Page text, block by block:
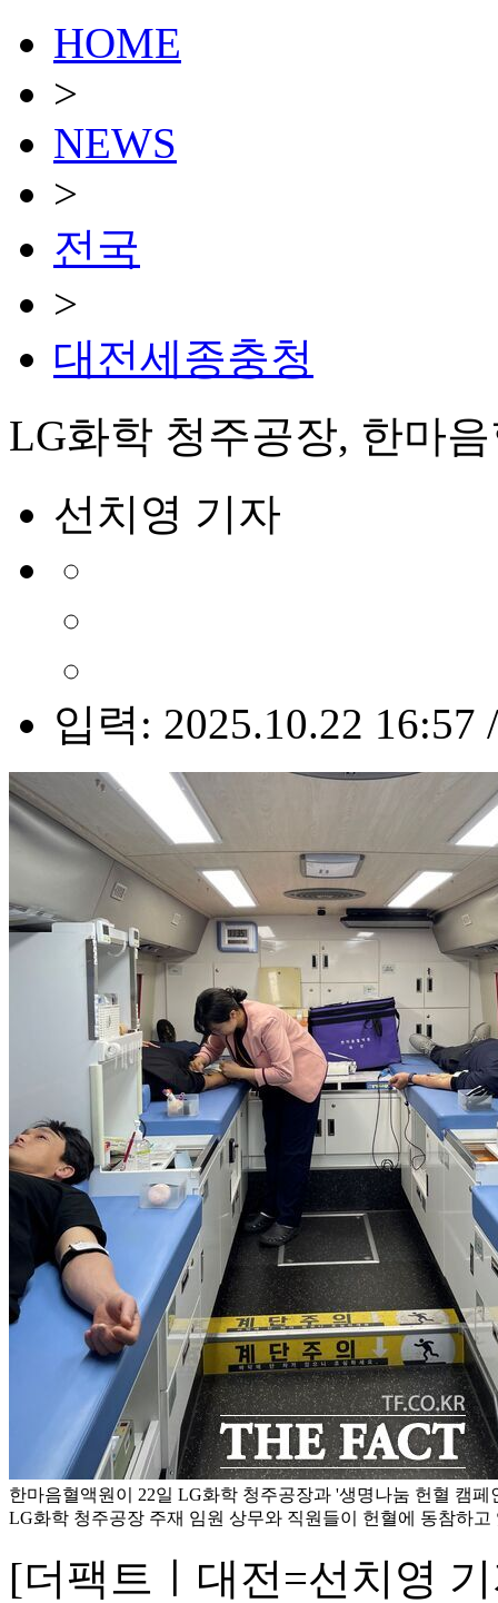
HOME
>
NEWS
>
전국
>
대전세종충청
LG화학 청주공장, 한마
선치영 기자
입력: 2025.10.22 16:57
한마음혈액원이 22일 LG화학 청주공장과 '생명나눔 헌혈 캠페
LG화학 청주공장 주재 임원 상무와 직원들이 헌혈에 동참하고
[더팩트ㅣ대전=선치영